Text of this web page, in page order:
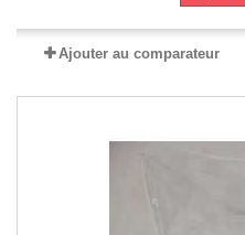
Ajouter au comparateur